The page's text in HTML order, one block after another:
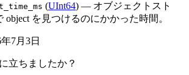
(UInt64) — オブジェクトスト
object を見つけるのにかかった時間。
7月3日
立ちましたか？